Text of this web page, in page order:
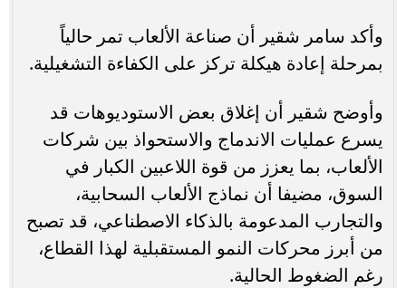
وأكد سامر شقير أن صناعة الألعاب تمر حالياً
بمرحلة إعادة هيكلة تركز على الكفاءة التشغيلية.
وأوضح شقير أن إغلاق بعض الاستوديوهات قد
يسرع عمليات الاندماج والاستحواذ بين شركات
الألعاب، بما يعزز من قوة اللاعبين الكبار في
السوق، مضيفا أن نماذج الألعاب السحابية،
والتجارب المدعومة بالذكاء الاصطناعي، قد تصبح
من أبرز محركات النمو المستقبلية لهذا القطاع،
رغم الضغوط الحالية.